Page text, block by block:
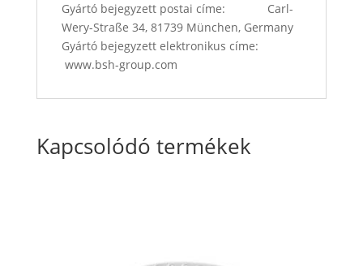
Gyártó bejegyzett postai címe: Carl-
Wery-Straße 34, 81739 München, Germany
Gyártó bejegyzett elektronikus címe:
www.bsh-group.com
Kapcsolódó termékek